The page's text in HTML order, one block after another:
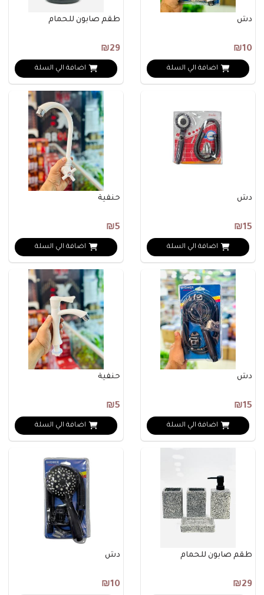
دش
₪10
اضافة الي السلة
طقم صابون للحمام
₪29
اضافة الي السلة
دش
₪15
اضافة الي السلة
حنفية
₪5
اضافة الي السلة
دش
₪15
اضافة الي السلة
حنفية
₪5
اضافة الي السلة
طقم صابون للحمام
₪29
دش
₪10